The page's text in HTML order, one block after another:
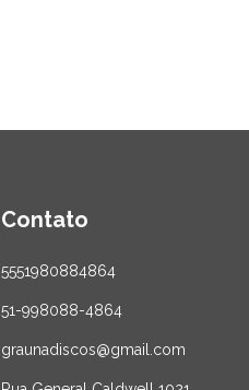
Contato
5551980884864
51-998088-4864
graunadiscos@gmail.com